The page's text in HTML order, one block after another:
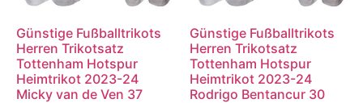
Günstige Fußballtrikots
Herren Trikotsatz
Tottenham Hotspur
Heimtrikot 2023-24
Micky van de Ven 37
Günstige Fußballtrikots
Herren Trikotsatz
Tottenham Hotspur
Heimtrikot 2023-24
Rodrigo Bentancur 30